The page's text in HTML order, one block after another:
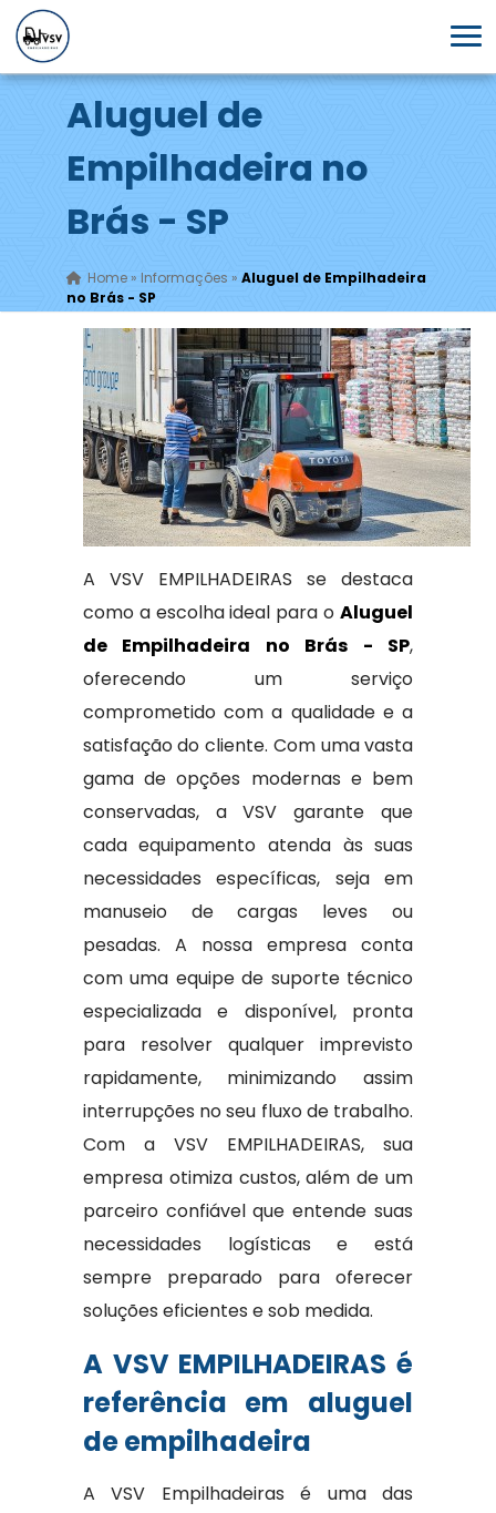
Aluguel de
Empilhadeira no
Brás - SP
Home» Informações » Aluguel de Empilhadeira
no Brás - SP
A VSV EMPILHADEIRAS se destaca
como a escolha ideal para oAluguel
de Empilhadeira no Brás - SP,
oferecendo um serviço
comprometido com a qualidade e a
satisfação do cliente. Com uma vasta
gama de opções modernas e bem
conservadas, a VSV garante que
cada equipamento atenda às suas
necessidades específicas, seja em
manuseio de cargas leves ou
pesadas. A nossa empresa conta
com uma equipe de suporte técnico
especializada e disponível, pronta
para resolver qualquer imprevisto
rapidamente, minimizando assim
interrupções no seu fluxo de trabalho.
Com a VSV EMPILHADEIRAS, sua
empresa otimiza custos, além de um
parceiro confiável que entende suas
necessidades logísticas e está
sempre preparado para oferecer
soluções eficientes e sob medida.
A VSV EMPILHADEIRAS é
referência em aluguel
de empilhadeira
A VSV Empilhadeiras é uma das